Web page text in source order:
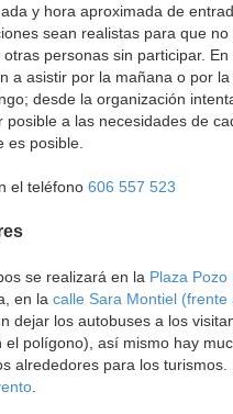
y hora aproximada de
sean realistas para que no
personas sin participar.
a asistir por la mañana o por
desde la organización
a las necesidades de
es posible.
el teléfono 606 557 523
se realizará en la Plaza Pozo
en la calle Sara Montiel (frente
dejar los autobuses a los
el polígono), así mismo hay
alrededores para los turismos.